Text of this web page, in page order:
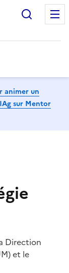
animer un
sur Mentor
Direction
et le